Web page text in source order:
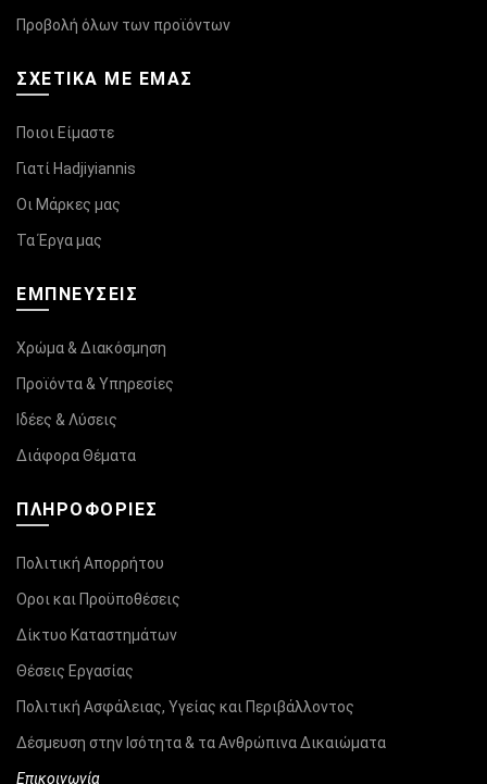
Προβολή όλων των προϊόντων
ΣΧΕΤΙΚΆ ΜΕ ΕΜΑΣ
Ποιοι Είμαστε
Γιατί Hadjiyiannis
Οι Μάρκες μας
Τα Έργα μας
ΕΜΠΝΕΥΣΕΙΣ
Χρώμα & Διακόσμηση
Προϊόντα & Υπηρεσίες
Ιδέες & Λύσεις
Διάφορα Θέματα
ΠΛΗΡΟΦΟΡΊΕΣ
Πολιτική Απορρήτου
Οροι και Προϋποθέσεις
Δίκτυο Καταστημάτων
Θέσεις Εργασίας
Πολιτική Ασφάλειας, Υγείας και Περιβάλλοντος
Δέσμευση στην Ισότητα & τα Ανθρώπινα Δικαιώματα
Επικοινωνία